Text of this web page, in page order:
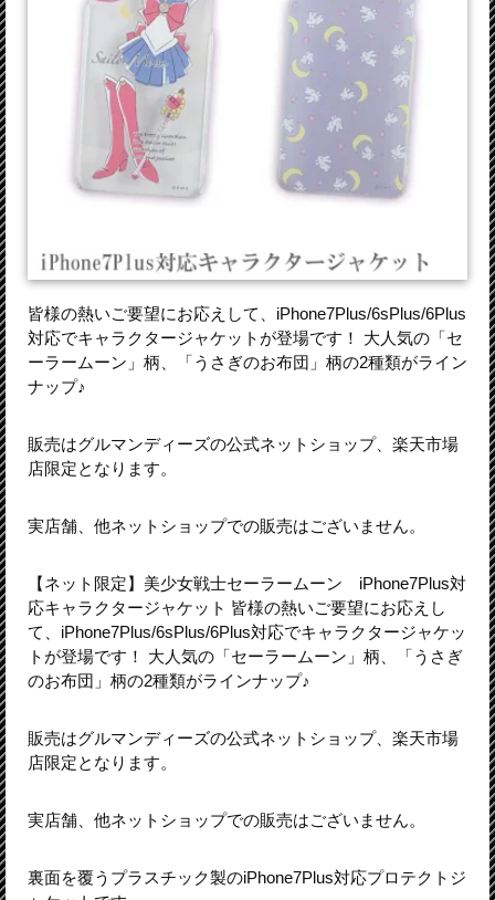
皆様の熱いご要望にお応えして、iPhone7Plus/6sPlus/6Plus
対応でキャラクタージャケットが登場です！ 大人気の「セ
ーラームーン」柄、「うさぎのお布団」柄の2種類がライン
ナップ♪
販売はグルマンディーズの公式ネットショップ、楽天市場
店限定となります。
実店舗、他ネットショップでの販売はございません。
【ネット限定】美少女戦士セーラームーン iPhone7Plus対
応キャラクタージャケット 皆様の熱いご要望にお応えし
て、iPhone7Plus/6sPlus/6Plus対応でキャラクタージャケッ
トが登場です！ 大人気の「セーラームーン」柄、「うさぎ
のお布団」柄の2種類がラインナップ♪
販売はグルマンディーズの公式ネットショップ、楽天市場
店限定となります。
実店舗、他ネットショップでの販売はございません。
裏面を覆うプラスチック製のiPhone7Plus対応プロテクトジ